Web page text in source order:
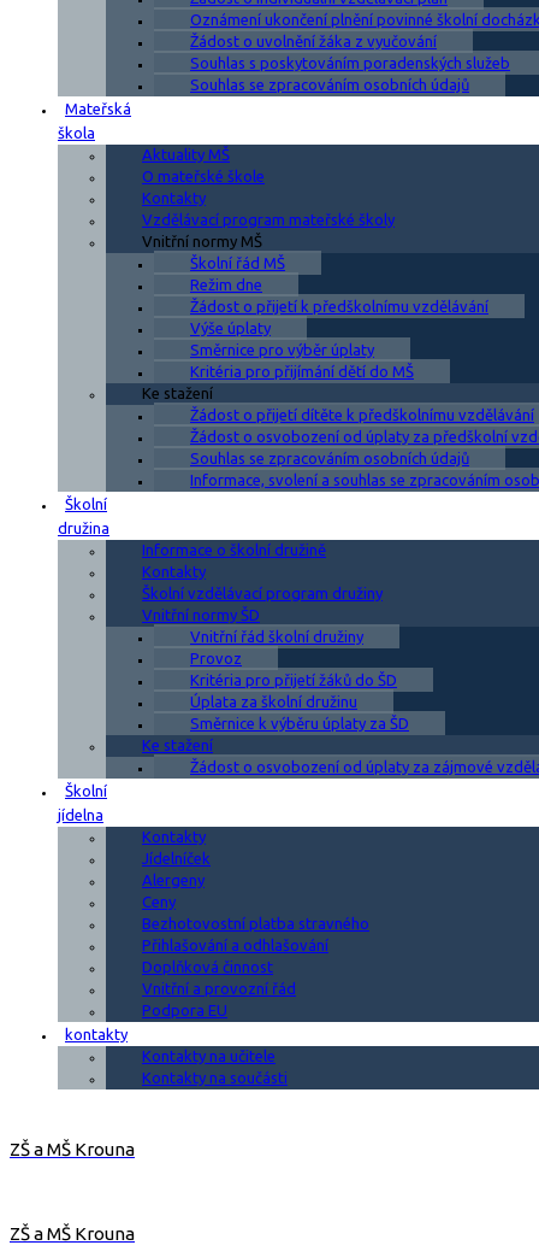
Oznámení ukončení plnění povinné školní
Žádost o uvolnění žáka z vyučování
Souhlas s poskytováním poradenských služeb
Souhlas se zpracováním osobních údajů
Mateřská
škola
Aktuality MŠ
O mateřské škole
Kontakty
Vzdělávací program mateřské školy
Vnitřní normy MŠ
Školní řád MŠ
Režim dne
Žádost o přijetí k předškolnímu vzdělávání
Výše úplaty
Směrnice pro výběr úplaty
Kritéria pro přijímání dětí do MŠ
Ke stažení
Žádost o přijetí dítěte k předškolnímu vzdělávání
Žádost o osvobození od úplaty za předškolní
Souhlas se zpracováním osobních údajů
Informace, svolení a souhlas se zpracováním
Školní
družina
Informace o školní družině
Kontakty
Školní vzdělávací program družiny
Vnitřní normy ŠD
Vnitřní řád školní družiny
Provoz
Kritéria pro přijetí žáků do ŠD
Úplata za školní družinu
Směrnice k výběru úplaty za ŠD
Ke stažení
Žádost o osvobození od úplaty za zájmové
Školní
jídelna
Kontakty
Jídelníček
Alergeny
Ceny
Bezhotovostní platba stravného
Přihlašování a odhlašování
Doplňková činnost
Vnitřní a provozní řád
Podpora EU
kontakty
Kontakty na učitele
Kontakty na součásti
ZŠ a MŠ Krouna
ZŠ a MŠ Krouna